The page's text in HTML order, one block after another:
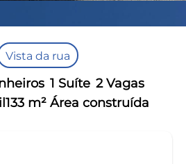
Vista da rua
1 Suíte 2 Vagas
133 m² Área construída